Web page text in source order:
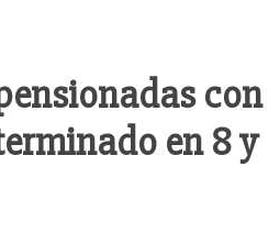
con
en 8 y